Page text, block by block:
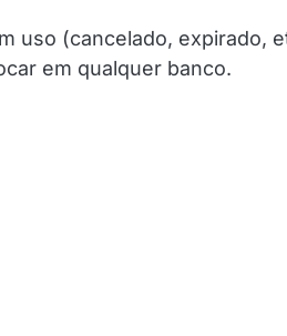
uso (cancelado, expirado,
em qualquer banco.